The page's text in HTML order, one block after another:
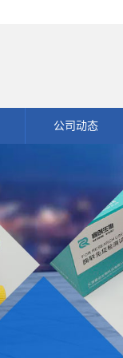
公司动态